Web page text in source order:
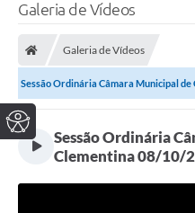
Galeria de Vídeos
Galeria de Vídeos
Sessão Ordinária Câmara Municipal
Sessão Ordinária
Clementina 08/10/